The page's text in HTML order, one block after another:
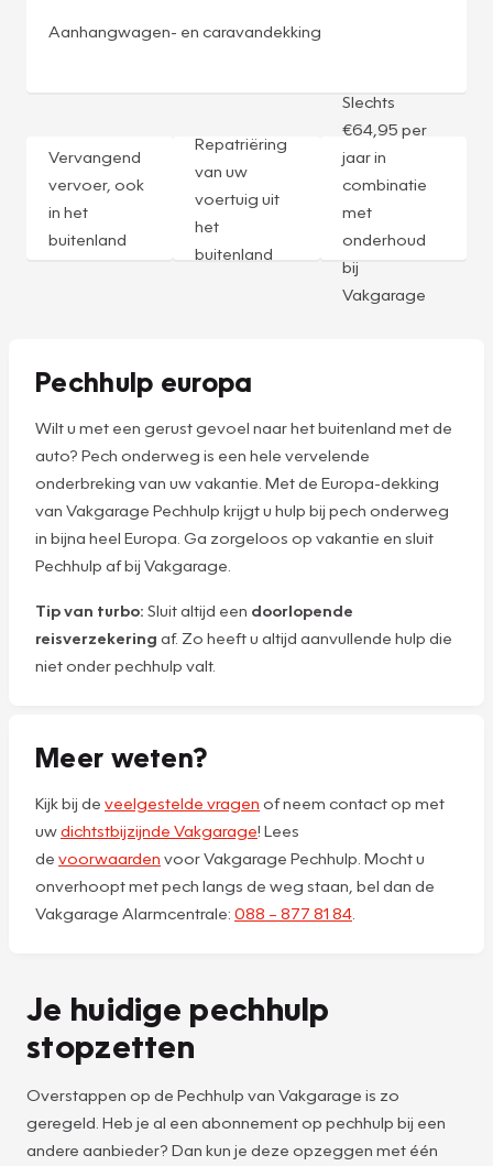
Aanhangwagen- en caravandekking
Vervangend
vervoer, ook
in het
buitenland
Repatriëring
van uw
voertuig uit
het
buitenland
Slechts
€64,95 per
jaar in
combinatie
met
onderhoud
bij
Vakgarage
Pechhulp europa
Wilt u met een gerust gevoel naar het buitenland met de
auto? Pech onderweg is een hele vervelende
onderbreking van uw vakantie. Met de Europa-dekking
van Vakgarage Pechhulp krijgt u hulp bij pech onderweg
in bijna heel Europa. Ga zorgeloos op vakantie en sluit
Pechhulp af bij Vakgarage.
Tip van turbo: Sluit altijd een doorlopende
reisverzekering af. Zo heeft u altijd aanvullende hulp die
niet onder pechhulp valt.
Meer weten?
Kijk bij de veelgestelde vragen of neem contact op met
uwdichtstbijzijnde Vakgarage! Lees
de voorwaarden voor Vakgarage Pechhulp. Mocht u
onverhoopt met pech langs de weg staan, bel dan de
Vakgarage Alarmcentrale: 088 – 877 81 84
Je huidige pechhulp
stopzetten
Overstappen op de Pechhulp van Vakgarage is zo
geregeld. Heb je al een abonnement op pechhulp bij een
andere aanbieder? Dan kun je deze opzeggen met één